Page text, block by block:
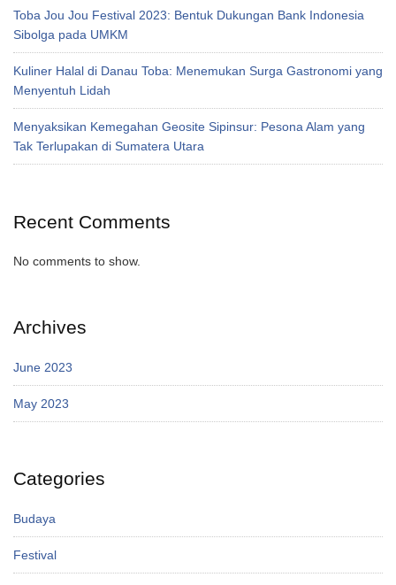
Toba Jou Jou Festival 2023: Bentuk Dukungan Bank Indonesia
Sibolga pada UMKM
Kuliner Halal di Danau Toba: Menemukan Surga Gastronomi yang
Menyentuh Lidah
Menyaksikan Kemegahan Geosite Sipinsur: Pesona Alam yang
Tak Terlupakan di Sumatera Utara
Recent Comments
No comments to show.
Archives
June 2023
May 2023
Categories
Budaya
Festival